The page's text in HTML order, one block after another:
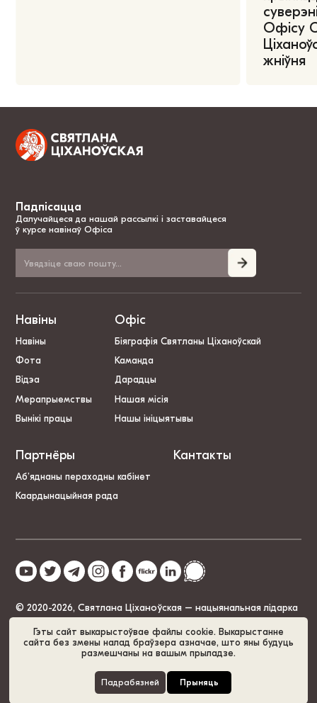
Гэты сайт выкарыстоўвае файлы cookie. Выкарыстанне
сайта без змены налад браўзера азначае, што яны будуць
размешчаны на вашым прыладзе.
Падрабязней Прыняць
Офісу
жніўня
Падпісацца
Далучайцеся да нашай рассылкі і заставайцеся
ў курсе навінаў Офіса
Навіны
Навіны
Фота
Відэа
Мерапрыемствы
Вынікі працы
Офіс
Біяграфія Святланы Ціханоўскай
Каманда
Дарадцы
Нашая місія
Нашы ініцыятывы
Партнёры
Аб’яднаны пераходны кабінет
Каардынацыйная рада
Кантакты
© 2020-2026, Святлана Ціханоўская – нацыянальная лідарка